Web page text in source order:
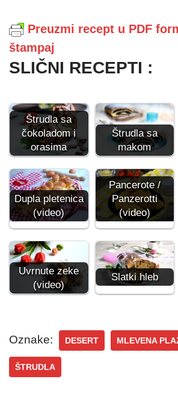
Preuzmi recept u PDF
štampaj
SLIČNI RECEPTI :
Štrudla sa
čokoladom i
orasima
Štrudla sa
makom
Dupla pletenica
(video)
Pancerote /
Panzerotti
(video)
Uvrnute zeke
(video)
Slatki hleb
Oznake: DESERT MLEVENA
ŠTRUDLA